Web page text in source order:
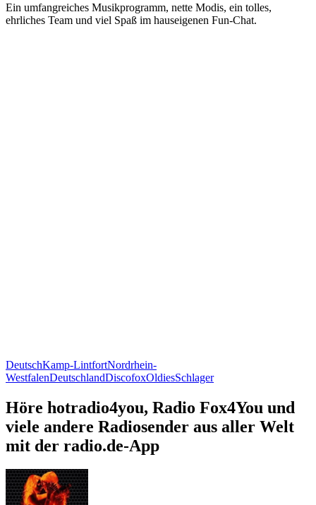
Ein umfangreiches Musikprogramm, nette Modis, ein tolles,
ehrliches Team und viel Spaß im hauseigenen Fun-Chat.
DeutschKamp-LintfortNordrhein-
WestfalenDeutschlandDiscofoxOldiesSchlager
Höre hotradio4you, Radio Fox4You und
viele andere Radiosender aus aller Welt
mit der radio.de-App